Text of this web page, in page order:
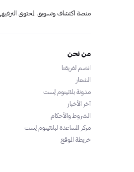
منصة اكتشاف وتسويق المحتوى
من نحن
انضم لفريقنا
الشعار
مدونة بلاتينوم لِست
آخر الأخبار
الشروط والأحكام
مركز المساعدة لبلاتينوم لِست
خريطة الموقع